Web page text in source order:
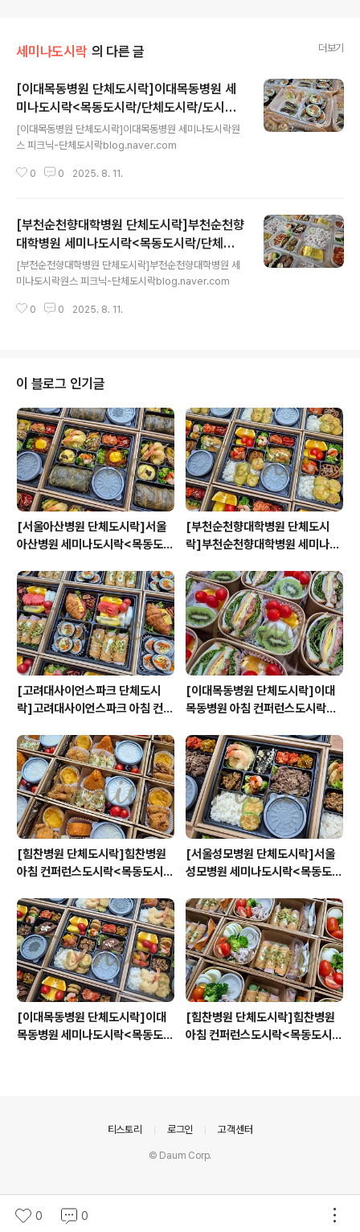
세미나도시락 의 다른 글 더보기
[이대목동병원 단체도시락]이대목동병원 세
미나도시락<목동도시락/단체도시락/도시락
케이터링:원스피크닉>
[이대목동병원 단체도시락]이대목동병원 세미나도시락원
스 피크닉-단체도시락blog.naver.com
0 0 2025. 8. 11.
[부천순천향대학병원 단체도시락]부천순천향
대학병원 세미나도시락<목동도시락/단체도
시락/도시락케이터링:원스피크닉>
[부천순천향대학병원 단체도시락]부천순천향대학병원 세
미나도시락원스 피크닉-단체도시락blog.naver.com
0 0 2025. 8. 11.
이 블로그 인기글
[서울아산병원 단체도시락]서울
아산병원 세미나도시락<목동도시
원스피크닉>
[부천순천향대학병원 단체도시
락]부천순천향대학병원 세미나도
시락케이터링:원스피크닉>
[고려대사이언스파크 단체도시
락]고려대사이언스파크 아침 컨퍼
시락/도시락케이터링:원스피크닉
>
[이대목동병원 단체도시락]이대
목동병원 아침 컨퍼런스도시락<
이터링:원스피크닉>
[힘찬병원 단체도시락]힘찬병원
아침 컨퍼런스도시락<목동도시
원스피크닉>
[서울성모병원 단체도시락]서울
성모병원 세미나도시락<목동도시
원스피크닉>
[이대목동병원 단체도시락]이대
목동병원 세미나도시락<목동도시
[힘찬병원 단체도시락]힘찬병원
아침 컨퍼런스도시락<목동도시
0 0
티스토리 로그인 고객센터
© Daum Corp.